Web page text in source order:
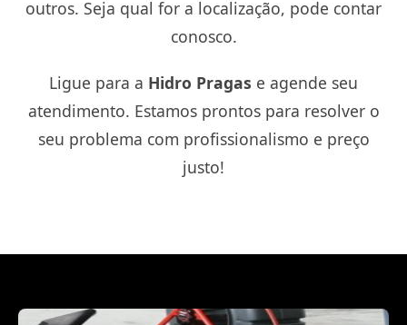
outros. Seja qual for a localização, pode contar
conosco.
Ligue para a Hidro Pragas e agende seu
atendimento. Estamos prontos para resolver o
seu problema com profissionalismo e preço
justo!